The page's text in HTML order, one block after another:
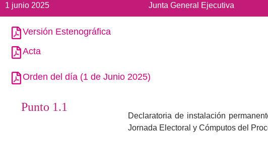
1 junio 2025 Junta General Ejecutiva
Versión Estenográfica
Acta
Orden del día (1 de Junio 2025)
Punto 1.1
Declaratoria de instalación
Jornada Electoral y Cómputos del